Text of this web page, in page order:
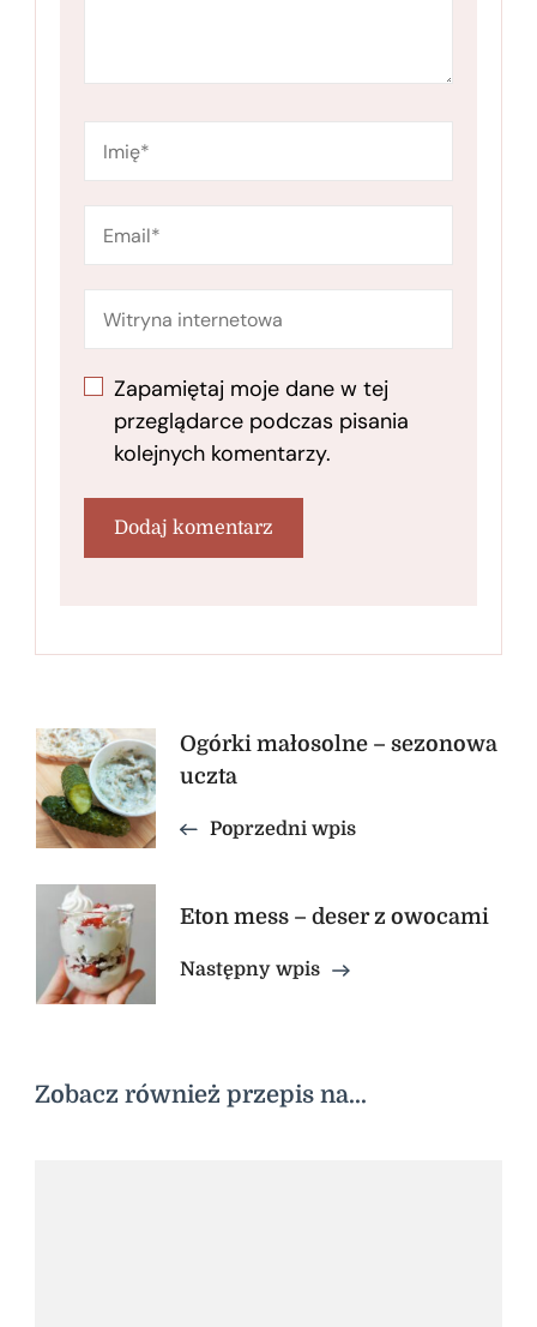
Zapamiętaj moje dane w tej
przeglądarce podczas pisania
kolejnych komentarzy.
Nawigacja
wpisu
Ogórki małosolne – sezonowa
uczta
Poprzedni wpis
Eton mess – deser z owocami
Następny wpis
Zobacz również przepis na...